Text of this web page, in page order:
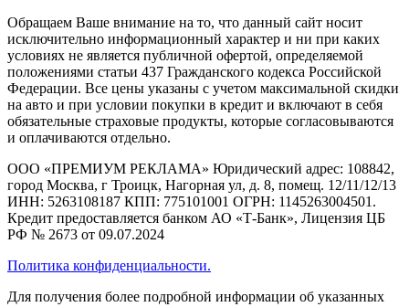
Обращаем Ваше внимание на то, что данный сайт носит
исключительно информационный характер и ни при каких
условиях не является публичной офертой, определяемой
положениями статьи 437 Гражданского кодекса Российской
Федерации. Все цены указаны с учетом максимальной скидки
на авто и при условии покупки в кредит и включают в себя
обязательные страховые продукты, которые согласовываются
и оплачиваются отдельно.
ООО «ПРЕМИУМ РЕКЛАМА» Юридический адрес: 108842,
город Москва, г Троицк, Нагорная ул, д. 8, помещ. 12/11/12/13
ИНН: 5263108187 КПП: 775101001 ОГРН: 1145263004501.
Кредит предоставляется банком АО «Т-Банк», Лицензия ЦБ
РФ № 2673 от 09.07.2024
Политика конфиденциальности.
Для получения более подробной информации об указанных